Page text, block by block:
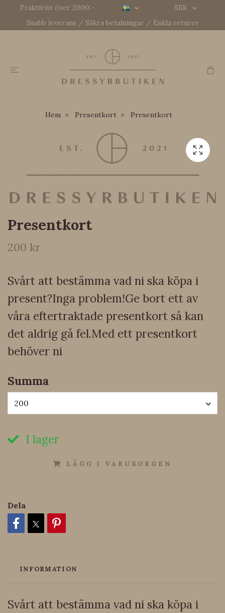
Fraktfritt över 2000:-
SEK
Snabb leverans / Säkra betalningar / Enkla returer
Hem Presentkort Presentkort
Presentkort
200 kr
Svårt att bestämma vad ni ska köpa i
present?Inga problem!Ge bort ett av
våra eftertraktade presentkort så kan
det aldrig gå fel.Med ett presentkort
behöver ni
Summa
200
I lager
LÄGG I VARUKORGEN
Dela
INFORMATION
Svårt att bestämma vad ni ska köpa i